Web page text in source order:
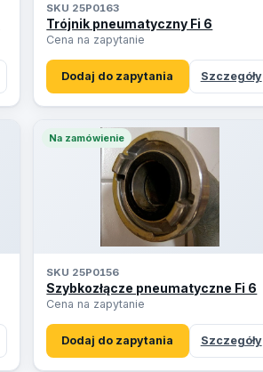
SKU 25P0163
Trójnik pneumatyczny Fi 6
Cena na zapytanie
Dodaj do zapytania Szczegóły
Na zamówienie
SKU 25P0156
Szybkozłącze pneumatyczne Fi 6
Cena na zapytanie
Dodaj do zapytania Szczegóły